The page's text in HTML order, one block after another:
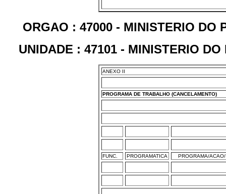
ORGAO : 47000 - MINISTERIO DO
UNIDADE : 47101 - MINISTERIO
ANEXO II
PROGRAMA DE TRABALHO (CANCELAMENTO)
FUNC. PROGRAMATICA PROGRAMA/